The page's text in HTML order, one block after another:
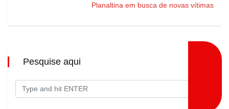
Planaltina em busca de novas vítimas
Pesquise aqui